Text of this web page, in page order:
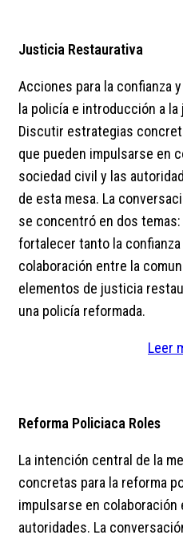
Justicia Restaurativa
Acciones para la confianza
la policía e introducción a
Discutir estrategias
que pueden impulsarse en
sociedad civil y las
de esta mesa. La
se concentró en dos
fortalecer tanto la
colaboración entre la
elementos de justicia
una policía reformada.
Leer
Reforma Policiaca Roles
La intención central de la
concretas para la reforma
impulsarse en
autoridades. La